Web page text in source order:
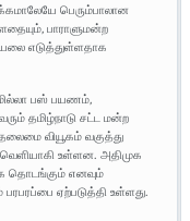
பெரும்பாலான
பாராளுமன்ற
எடுத்துள்ளதாக
பஸ் பயணம்,
தமிழ்நாடு சட்ட மன்ற
வியூகம் வகுத்து
உள்ளன. அதிமுக
தொடங்கும் எனவும்
ஏற்படுத்தி உள்ளது.